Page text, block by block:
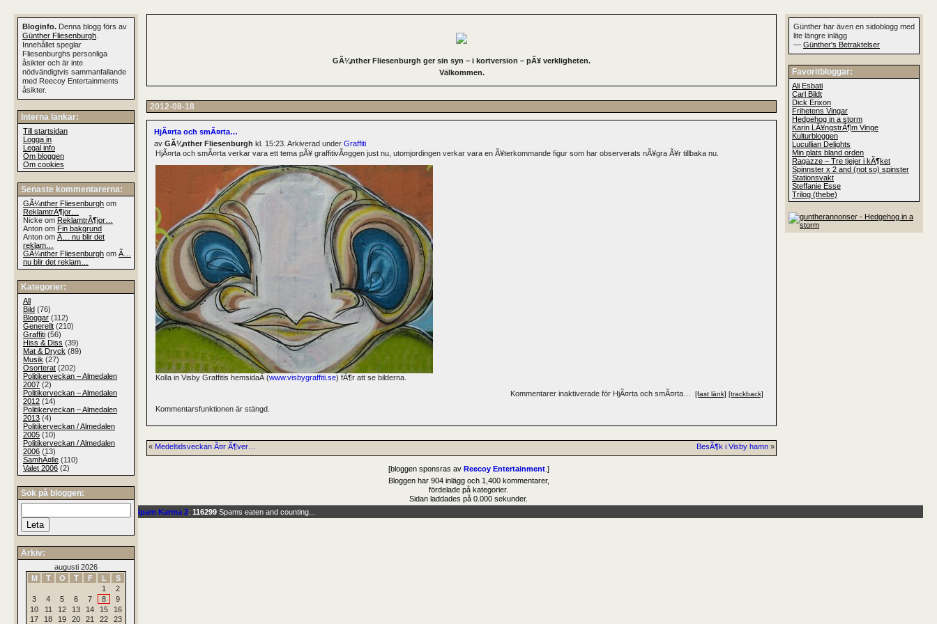
GÃ¼nther Fliesenburgh ger sin syn – i kortversion – pÃ¥ verkligheten.
Välkommen.
2012-08-18
HjÃ¤rta och smÃ¤rta…
av GÃ¼nther Fliesenburgh kl. 15:23. Arkiverad under Graffiti
HjÃ¤rta och smÃ¤rta verkar vara ett tema pÃ¥ graffitivÃ¤ggen just nu, utomjordingen verkar vara en Ã¥terkommande figur som har observerats nÃ¥gra Ã¥r tillbaka nu.
Kolla in Visby Graffitis hemsidaÂ (www.visbygraffiti.se) fÃ¶r att se bilderna.
Kommentarer inaktiverade för HjÃ¤rta och smÃ¤rta… [fast länk] [trackback]
Kommentarsfunktionen är stängd.
« Medeltidsveckan Ã¤r Ã¶ver… BesÃ¶k i Visby hamn »
[bloggen sponsras av Reecoy Entertainment.]
Bloginfo. Denna blogg förs av
Günther Fliesenburgh
Innehållet speglar
Fliesenburghs personliga
åsikter och är inte
nödvändigtvis sammanfallande
med Reecoy Entertainments
åsikter.
Interna länkar:
Till startsidan
Logga in
Legal info
Om bloggen
Om cookies
Senaste kommentarerna:
GÃ¼nther Fliesenburgh om
ReklamtrÃ¶jor…
Nicke om ReklamtrÃ¶jor…
Anton om Fin bakgrund
Anton om Ã… nu blir det
reklam…
GÃ¼nther Fliesenburgh om Ã…
nu blir det reklam…
Kategorier:
All
Bild (76)
Bloggar (112)
Generellt (210)
Graffiti (56)
Hiss & Diss (39)
Mat & Dryck (89)
Musik (27)
Osorterat (202)
Politikerveckan – Almedalen
2007 (2)
Politikerveckan – Almedalen
2012 (14)
Politikerveckan – Almedalen
2013 (4)
Politikerveckan / Almedalen
2005 (10)
Politikerveckan / Almedalen
2006 (13)
SamhÃ¤lle (110)
Valet 2006 (2)
Sök på bloggen:
Arkiv:
augusti 2026
M
T O T F L
S
1
2
3
4 5 6 7 8
9
10
11 12 13 14 15
16
17
18 19 20 21 22 23
Günther har även en sidoblogg med
lite längre inlägg
— Günther's Betraktelser
Favoritbloggar:
Ali Esbati
Carl Bildt
Dick Erixon
Frihetens Vingar
Hedgehog in a storm
Karin LÃ¥ngstrÃ¶m Vinge
Kulturbloggen
Lucullian Delights
Min plats bland orden
Ragazze – Tre tjejer i kÃ¶ket
Spinnster x 2 and (not so) spinster
Stationsvakt
Steffanie Esse
Trilog (thebe)
Bloggen har 904 inlägg och 1,400 kommentarer,
fördelade på kategorier.
Sidan laddades på 0.000 sekunder.
Spam Karma 2: 116299 Spams eaten and counting...